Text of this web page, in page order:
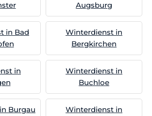
Augsburg
in Bad
Winterdienst in
Bergkirchen
in
Winterdienst in
Buchloe
Burgau
Winterdienst in